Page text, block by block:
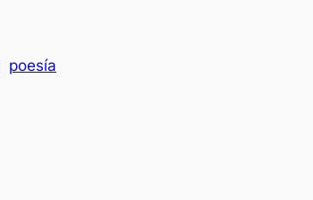
poesía